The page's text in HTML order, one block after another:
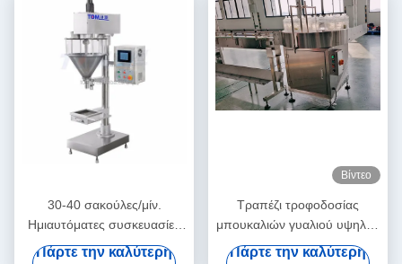
30-40 σακούλες/μίν.
Ημιαυτόματες συσκευασίες
σκόνης 3g-1000g
Πάρτε την καλύτερη
Βίντεο
Τραπέζι τροφοδοσίας
μπουκαλιών γυαλιού υψηλής
ταχύτητας
Πάρτε την καλύτερη